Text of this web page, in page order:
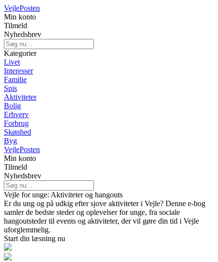
VejlePosten
Min konto
Tilmeld
Nyhedsbrev
Kategorier
Livet
Interesser
Familie
Spis
Aktiviteter
Bolig
Erhverv
Forbrug
Skønhed
Byg
VejlePosten
Min konto
Tilmeld
Nyhedsbrev
Vejle for unge: Aktiviteter og hangouts
Er du ung og på udkig efter sjove aktiviteter i Vejle? Denne e-bog
samler de bedste steder og oplevelser for unge, fra sociale
hangoutsteder til events og aktiviteter, der vil gøre din tid i Vejle
uforglemmelig.
Start din læsning nu